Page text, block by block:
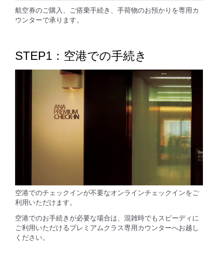
航空券のご購入、ご搭乗手続き、手荷物のお預かりを専用カ
ウンターで承ります。
STEP1：空港での手続き
空港でのチェックインが不要なオンラインチェックインをご
利用いただけます。
空港でのお手続きが必要な場合は、混雑時でもスピーディに
ご利用いただけるプレミアムクラス専用カウンターへお越し
ください。